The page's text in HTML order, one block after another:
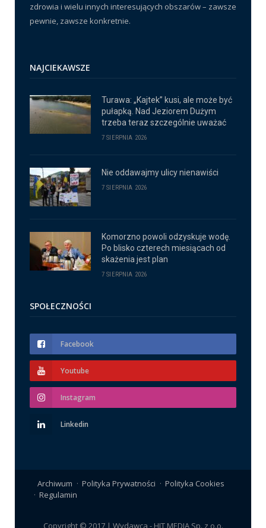
zdrowia i wielu innych interesujących obszarów – zawsze
pewnie, zawsze konkretnie.
NAJCIEKAWSZE
Turawa: „Kajtek” kusi, ale może być
pułapką. Nad Jeziorem Dużym
trzeba teraz szczególnie uważać
7 SIERPNIA 2026
Nie oddawajmy ulicy nienawiści
7 SIERPNIA 2026
Komorzno powoli odzyskuje wodę.
Po blisko czterech miesiącach od
skażenia jest plan
7 SIERPNIA 2026
SPOŁECZNOŚCI
Facebook
Youtube
Instagram
Linkedin
Archiwum Polityka Prywatności
Polityka Cookies
Regulamin
Copyright © 2017 | Wydawca - HIT MEDIA Sp. z o.o.